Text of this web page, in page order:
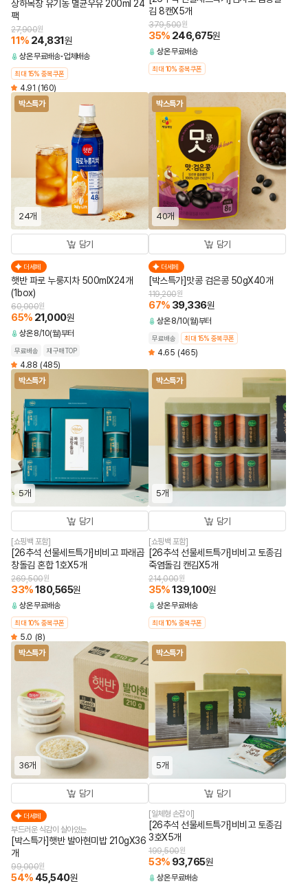
상하목장 유기농 멸균우유 200ml 24
팩
27,900원
11% 24,831원
상온무료배송 업체배송
최대 15% 중복쿠폰
4.91 (160)
김 8캔X5개
379,500원
35% 246,675원
상온무료배송
최대 10% 중복쿠폰
박스특가
24개
담기
더세페
햇반 파로 누룽지차 500mlX24개
(1box)
60,000원
65% 21,000원
상온 8/10(월)부터
무료배송 재구매TOP
4.88 (485)
박스특가
40개
담기
더세페
[박스특가]맛콩 검은콩 50gX40개
119,200원
67% 39,336원
상온 8/10(월)부터
무료배송 최대 15% 중복쿠폰
4.65 (465)
박스특가
5개
담기
[쇼핑백 포함]
[26추석 선물세트특가]비비고 파래곱
창돌김 혼합 1호X5개
269,500원
33%180,565원
상온무료배송
최대 10% 중복쿠폰
5.0 (8)
박스특가
5개
담기
[쇼핑백 포함]
[26추석 선물세트특가]비비고 토종김
죽염돌김 캔김X5개
214,000원
35%139,100원
상온무료배송
최대 10% 중복쿠폰
박스특가
36개
담기
더세페
부드러운 식감이 살아있는
[박스특가]햇반 발아현미밥 210gX36
개
99,000원
54% 45,540원
박스특가
5개
담기
[일체형 손잡이]
[26추석 선물세트특가]비비고 토종김
3호X5개
199,500원
53% 93,765원
상온무료배송